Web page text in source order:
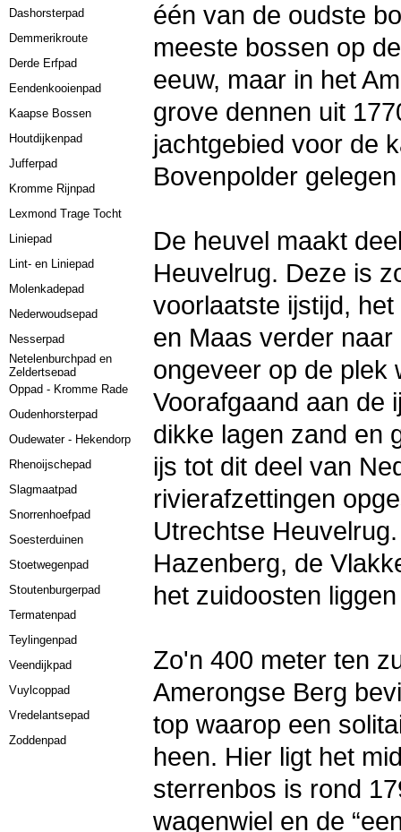
Dashorsterpad
Demmerikroute
Derde Erfpad
Eendenkooienpad
Kaapse Bossen
Houtdijkenpad
Jufferpad
Kromme Rijnpad
Lexmond Trage Tocht
Liniepad
Lint- en Liniepad
Molenkadepad
Nederwoudsepad
Nesserpad
Netelenburchpad en
Zeldertsepad
Oppad - Kromme Rade
Oudenhorsterpad
Oudewater - Hekendorp
Rhenoijschepad
Slagmaatpad
Snorrenhoefpad
Soesterduinen
Stoetwegenpad
Stoutenburgerpad
Termatenpad
Teylingenpad
Veendijkpad
Vuylcoppad
Vredelantsepad
Zoddenpad
één van de oudste
meeste bossen op
eeuw, maar in het
grove dennen uit
jachtgebied voor de
Bovenpolder
De heuvel maakt
Heuvelrug. Deze is
voorlaatste ijstijd,
en Maas verder
ongeveer op de plek
Voorafgaand aan de
dikke lagen zand en
ijs tot dit deel van
rivierafzettingen
Utrechtse
Hazenberg, de
het zuidoosten
Zo'n 400 meter ten
Amerongse Berg
top waarop een
heen. Hier ligt het
sterrenbos is rond
wagenwiel en de